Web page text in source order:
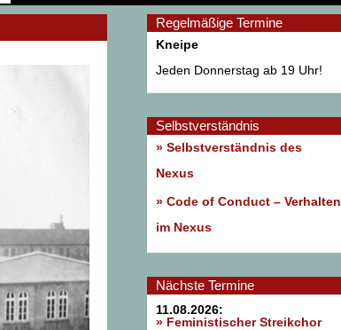
Regelmäßige Termine
Kneipe
Jeden Donnerstag ab 19 Uhr!
Selbstverständnis
» Selbstverständnis des
Nexus
» Code of Conduct – Verhalten
im Nexus
Nächste Termine
11.08.2026:
» Feministischer Streikchor